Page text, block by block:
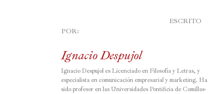
POR:
Ignacio Despujol
Ignacio Despujol es Licenciado en Filosofía y Letras, y
especialista en comunicación empresarial y marketing. Ha
sido profesor en las Universidades Pontificia de Comillas-